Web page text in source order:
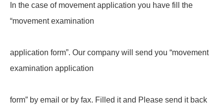
In the case of movement application you have fill the
“movement examination
application form”. Our company will send you “movement
examination application
form” by email or by fax. Filled it and Please send it back